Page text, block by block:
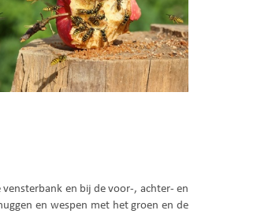
en bij de voor-, achter- en
en wespen met het groen en de